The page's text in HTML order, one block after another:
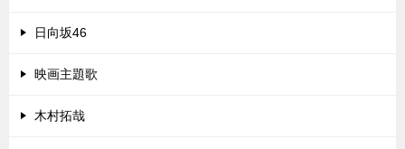
日向坂46
映画主題歌
木村拓哉